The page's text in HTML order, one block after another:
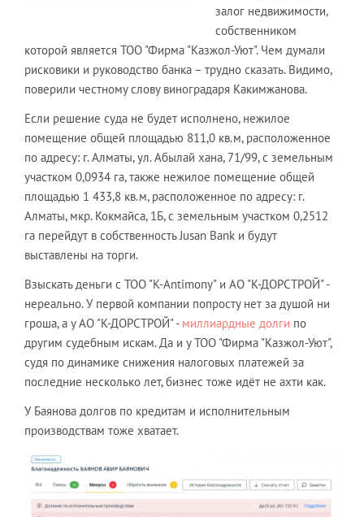
залог недвижимости,
собственником
которой является ТОО "Фирма "Казжол-Уют". Чем думали
рисковики и руководство банка – трудно сказать. Видимо,
поверили честному слову виноградаря Какимжанова.
Если решение суда не будет исполнено, нежилое
помещение общей площадью 811,0 кв.м, расположенное
по адресу: г. Алматы, ул. Абылай хана, 71/99, с земельным
участком 0,0934 га, также нежилое помещение общей
площадью 1 433,8 кв.м, расположенное по адресу: г.
Алматы, мкр. Кокмайса, 1Б, с земельным участком 0,2512
га перейдут в собственность Jusan Bank и будут
выставлены на торги.
Взыскать деньги с ТОО "K-Antimony" и АО "К-ДОРСТРОЙ" -
нереально. У первой компании попросту нет за душой ни
гроша, а у АО "К-ДОРСТРОЙ" - миллиардные долги по
другим судебным искам. Да и у ТОО "Фирма "Казжол-Уют",
судя по динамике снижения налоговых платежей за
последние несколько лет, бизнес тоже идёт не ахти как.
У Баянова долгов по кредитам и исполнительным
производствам тоже хватает.